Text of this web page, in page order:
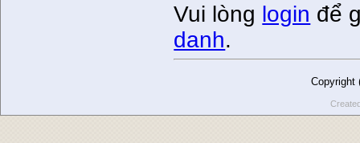
Vui lòng login để
danh.
Copyright